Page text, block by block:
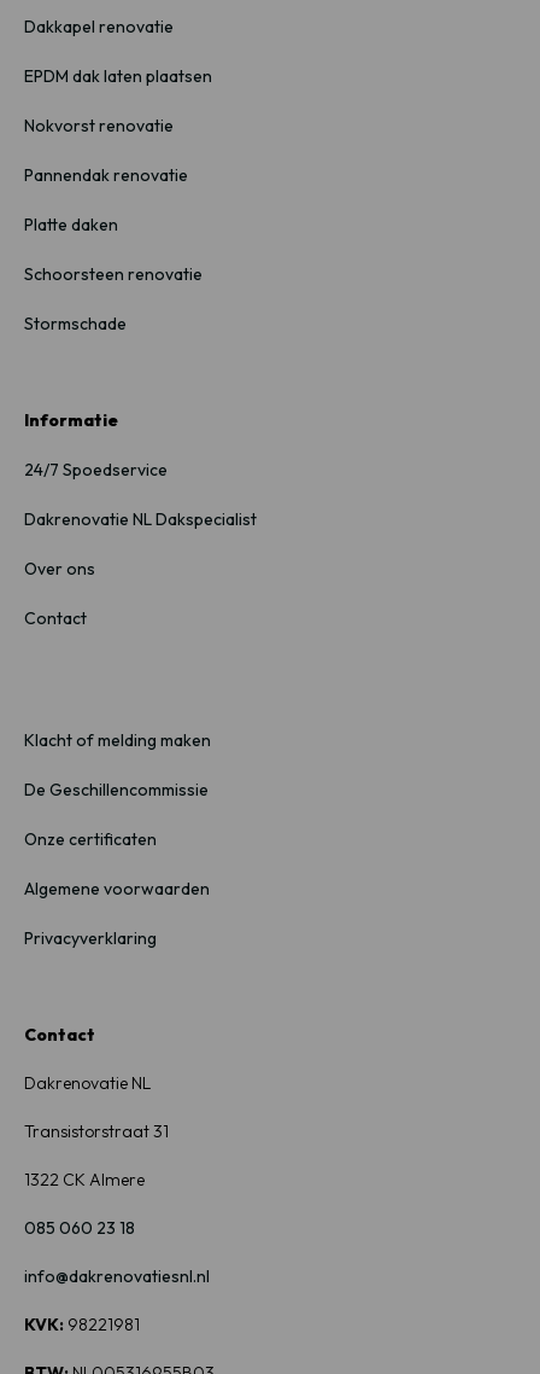
Dakkapel renovatie
EPDM dak laten plaatsen
Nokvorst renovatie
Pannendak renovatie
Platte daken
Schoorsteen renovatie
Stormschade
Informatie
24/7 Spoedservice
Dakrenovatie NL Dakspecialist
Over ons
Contact
Klacht of melding maken
De Geschillencommissie
Onze certificaten
Algemene voorwaarden
Privacyverklaring
Contact
Dakrenovatie NL
Transistorstraat31
1322 CK Almere
085 060 23 18
info@dakrenovatiesnl.nl
KVK: 98221981